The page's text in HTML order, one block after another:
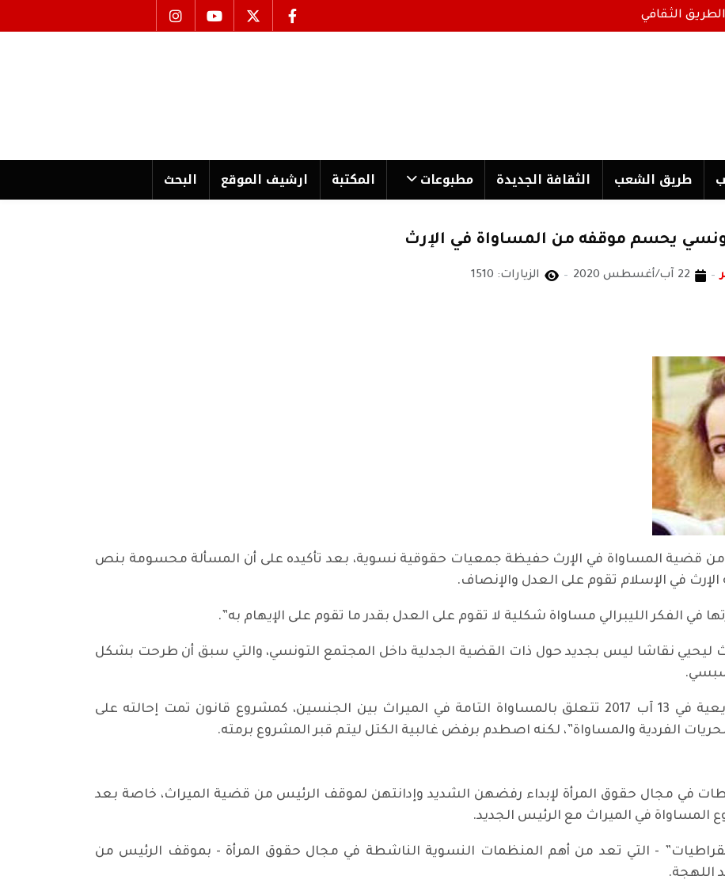
الطريق الثقافي
طریق الشعب الثقافة الجدیدة مطبوعات المكتبة ارشیف الموقع البحث
يحسم موقفه من المساواة في الإرث
22 آب/أغسطس 2020 الزيارات: 1510
قضية المساواة في الإرث حفيظة جمعيات حقوقية نسوية، بعد تأكيده على أن المسألة محسومة بنص
الإرث في الإسلام تقوم على العدل والإنصاف.
في الفكر الليبرالي مساواة شكلية لا تقوم على العدل بقدر ما تقوم على الإيهام به”.
ليحيي نقاشا ليس بجديد حول ذات القضية الجدلية داخل المجتمع التونسي، والتي سبق أن طرحت بشكل
وسبق أن أقر الرئيس الراحل مبادرة تشريعية في 13 آب 2017 تتعلق بالمساواة التامة في الميراث بين الجنسين، كمشروع قانون تمت إحالته على
الفردية والمساواة”، لكنه اصطدم برفض غالبية الكتل ليتم قبر المشروع برمته.
في مجال حقوق المرأة لإبداء رفضهن الشديد وإدانتهن لموقف الرئيس من قضية الميراث، خاصة بعد
المساواة في الميراث مع الرئيس الجديد.
- التي تعد من أهم المنظمات النسوية الناشطة في مجال حقوق المرأة - بموقف الرئيس من
اللهجة.